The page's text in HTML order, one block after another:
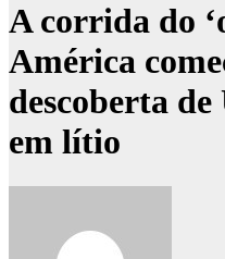
A corrida do
América
descoberta
em lítio